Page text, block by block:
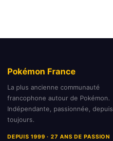
Pokémon France
La plus ancienne communauté
francophone autour de Pokémon.
Indépendante, passionnée, depuis
toujours.
DEPUIS 1999 · 27 ANS DE PASSION